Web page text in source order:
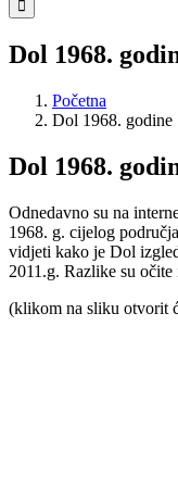
Dol 1968.
Početna
Dol 1968. godine
Dol 1968.
Odnedavno su na
1968. g. cijelog
vidjeti kako je Dol
2011.g. Razlike su
(klikom na sliku otvorit